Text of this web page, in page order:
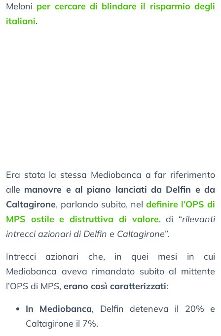
Meloni per cercare di blindare il risparmio degli
italiani.
Era stata la stessa Mediobanca a far riferimento
alle manovre e al piano lanciati da Delfin e da
Caltagirone, parlando subito, nel definire l’OPS di
MPS ostile e distruttiva di valore, di “rilevanti
intrecci azionari di Delfin e Caltagirone”.
Intrecci azionari che, in quei mesi in cui
Mediobanca aveva rimandato subito al mittente
l’OPS di MPS, erano così caratterizzati:
In Mediobanca, Delfin deteneva il 20% e
Caltagirone il 7%.